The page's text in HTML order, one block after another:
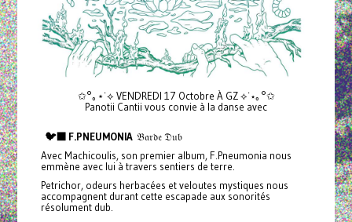
✩°｡⋆˙⟡ VENDREDI 17 Octobre À GZ ⟡˙⋆｡°✩
Panotii Cantii vous convie à la danse avec
🐦‍⬛ F.PNEUMONIA𝔅𝔞𝔯𝔡𝔢 𝔇𝔲𝔟
Avec Machicoulis, son premier album, F.Pneumonia nous
emmène avec lui à travers sentiers de terre.
Petrichor, odeurs herbacées et veloutes mystiques nous
accompagnent durant cette escapade aux sonorités
résolument dub.